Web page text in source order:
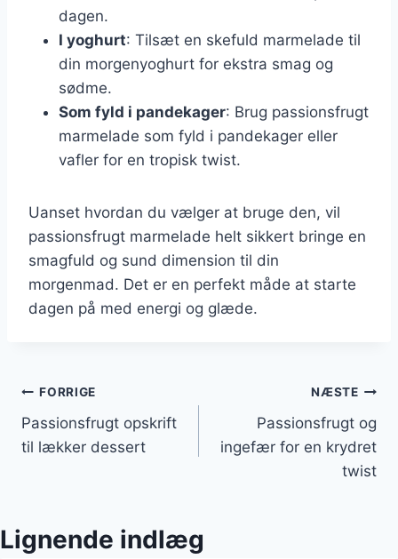
dagen.
I yoghurt: Tilsæt en skefuld marmelade til
din morgenyoghurt for ekstra smag og
sødme.
Som fyld i pandekager: Brug passionsfrugt
marmelade som fyld i pandekager eller
vafler for en tropisk twist.
Uanset hvordan du vælger at bruge den, vil
passionsfrugt marmelade helt sikkert bringe en
smagfuld og sund dimension til din
morgenmad. Det er en perfekt måde at starte
dagen på med energi og glæde.
Indlægsnavigation
FORRIGE
Passionsfrugt opskrift
til lækker dessert
NÆSTE
Passionsfrugt og
ingefær for en krydret
twist
Lignende indlæg